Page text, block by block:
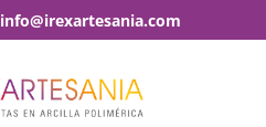
info@irexartesania.com